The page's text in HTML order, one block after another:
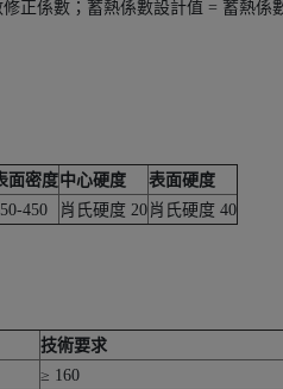
正係數；蓄熱係數設計值 = 蓄熱係
面密度中心硬度
表面硬度
450 肖氏硬度 20 肖氏硬度 40
技術要求
≥ 160